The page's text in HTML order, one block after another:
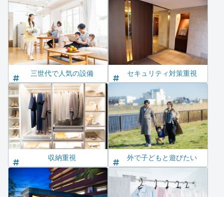
三世代で人気の設備 セキュリティ対策重視
収納重視 外で子どもと遊びたい